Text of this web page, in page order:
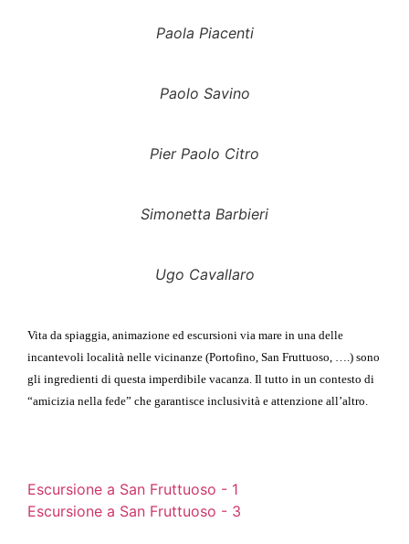
Paola Piacenti
Paolo Savino
Pier Paolo Citro
Simonetta Barbieri
Ugo Cavallaro
Vita da spiaggia, animazione ed escursioni via mare in una delle
incantevoli località nelle vicinanze (Portofino, San Fruttuoso, ….) sono
gli ingredienti di questa imperdibile vacanza. Il tutto in un contesto di
“amicizia nella fede” che garantisce inclusività e attenzione all’altro.
Escursione a San Fruttuoso - 1
Escursione a San Fruttuoso - 3